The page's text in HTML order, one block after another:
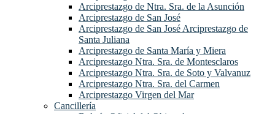
Arciprestazgo de Ntra. Sra. de la Asunción
Arciprestazgo de San José
Arciprestazgo de San José Arciprestazgo de
Santa Juliana
Arciprestazgo de Santa María y Miera
Arciprestazgo Ntra. Sra. de Montesclaros
Arciprestazgo Ntra. Sra. de Soto y Valvanuz
Arciprestazgo Ntra. Sra. del Carmen
Arciprestazgo Virgen del Mar
Cancillería